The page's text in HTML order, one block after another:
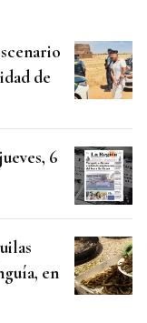
de
6
en